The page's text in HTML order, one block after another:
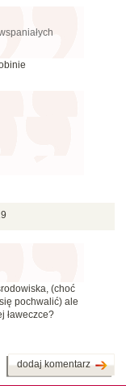
(choć
pochwalić) ale
ławeczce?
dodaj komentarz